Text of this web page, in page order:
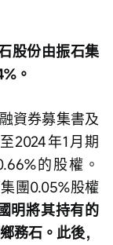
股份由振石集
。
資券募集書及
2024年1月期
的股權。
團0.05%股權
明將其持有的
務石。此後，